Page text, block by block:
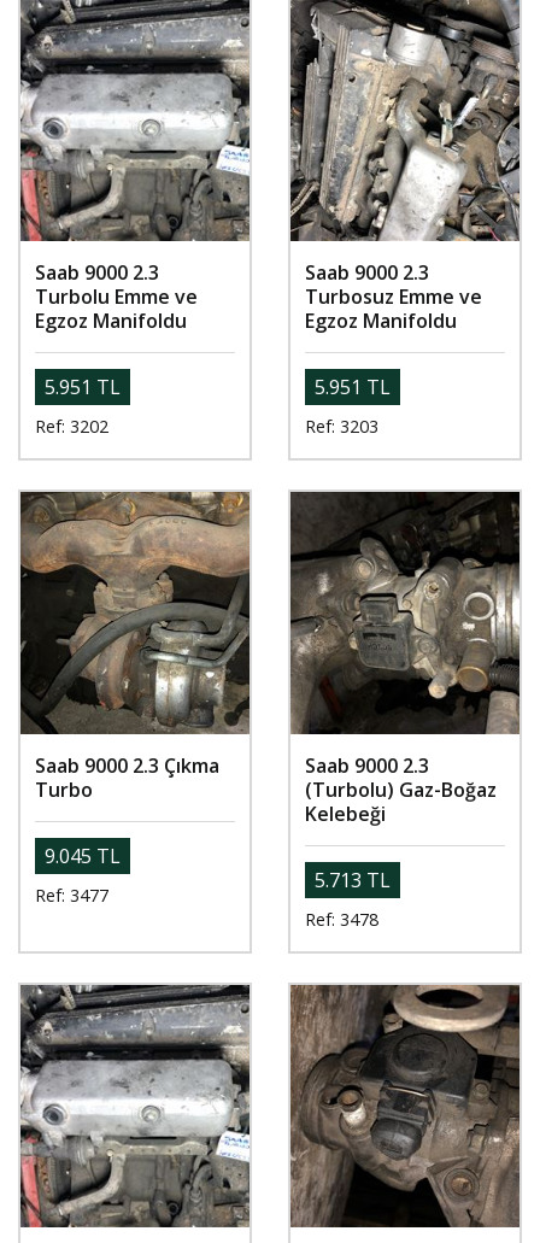
Saab 9000 2.3
Turbolu Emme ve
Egzoz Manifoldu
5.951 TL
Ref: 3202
Saab 9000 2.3
Turbosuz Emme ve
Egzoz Manifoldu
5.951 TL
Ref: 3203
Saab 9000 2.3 Çıkma
Turbo
9.045 TL
Ref: 3477
Saab 9000 2.3
(Turbolu) Gaz-Boğaz
Kelebeği
5.713 TL
Ref: 3478